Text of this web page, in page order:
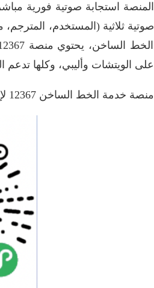
المنصة استجابة صوتية فورية
صوتية ثلاثية (المستخدم،
على الويتشات وأليبي، وكلها تدعم
منصة خدمة الخط الساخن 12367 لإدارة الهجرة الصينية متاحة على مدار الساعة، نرحب باتصالكم لتجربة الخدمة وتقديم آرائكم القيمة.